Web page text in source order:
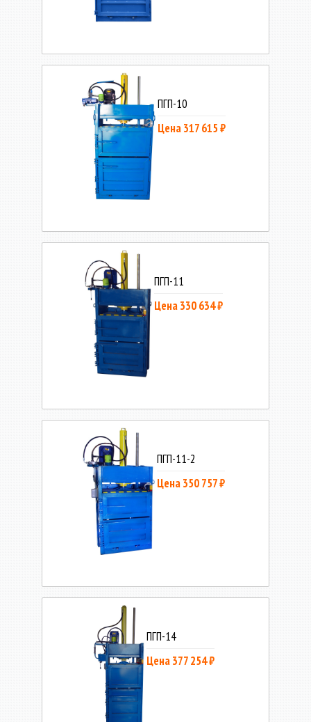
ПГП-10
Цена 317 615 ₽
ПГП-11
Цена 330 634 ₽
ПГП-11-2
Цена 350 757 ₽
ПГП-14
Цена 377 254 ₽